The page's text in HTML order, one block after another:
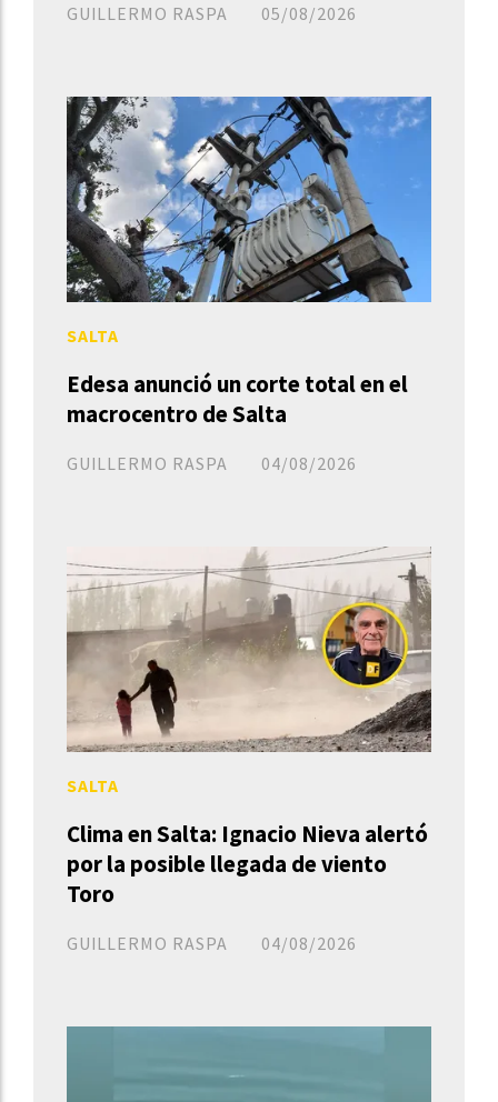
GUILLERMO RASPA 05/08/2026
Edesa anunció un corte total en el
macrocentro de Salta
GUILLERMO RASPA
SALTA
04/08/2026
Clima en Salta: Ignacio Nieva alertó
por la posible llegada de viento
Toro
GUILLERMO RASPA
SALTA
04/08/2026